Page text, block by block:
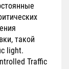
такой
light.
Traffic